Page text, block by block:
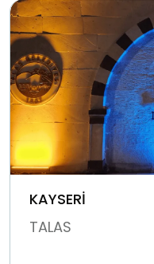
KAYSERİ
TALAS